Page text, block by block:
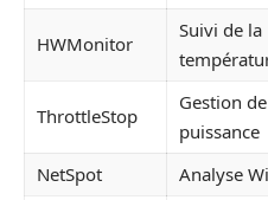
HWMonitor
Suivi de la
ThrottleStop
Gestion
puissance
NetSpot
Analyse